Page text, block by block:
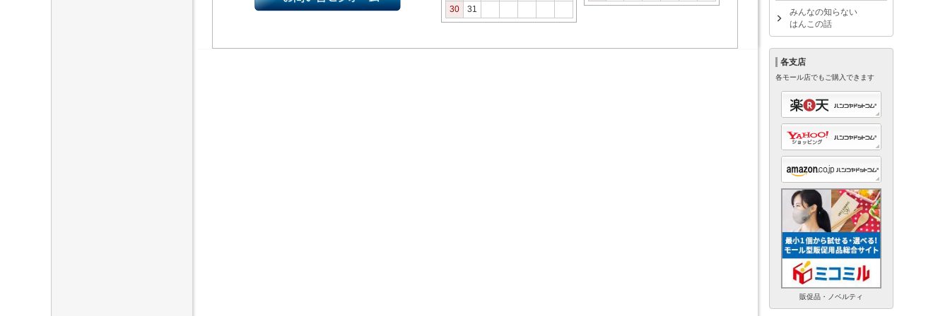
30 31
みんなの知らない
はんこの話
各支店
各モール店でもご購入できます
販促品・ノベルティ